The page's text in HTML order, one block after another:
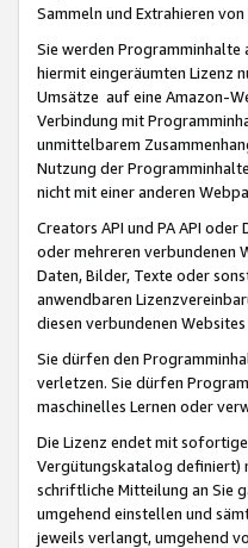
Sammeln und Extrahieren
Sie werden Programminhalte
hiermit eingeräumten Lizenz
Umsätze auf eine Amazon-
Verbindung mit
unmittelbarem
Nutzung der
nicht mit einer anderen
Creators API und PA API
oder mehreren verbundenen
Daten, Bilder, Texte oder
anwendbaren
diesen verbundenen
Sie dürfen den
verletzen. Sie dürfen
maschinelles Lernen oder
Die Lizenz endet mit
Vergütungskatalog definiert)
schriftliche Mitteilung an Sie
umgehend einstellen und
jeweils verlangt, umgehend